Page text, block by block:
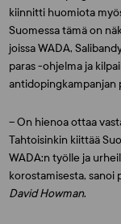
kiinnitti huomiota
Suomessa tämä on
joissa WADA,
paras -ohjelma ja
antidopingkampanjan
– On hienoa ottaa
Tahtoisinkin kiittää
WADA:n työlle ja
korostamisesta, sanoi
David Howman.